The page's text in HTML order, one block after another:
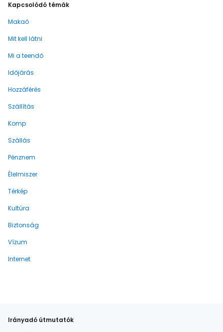
Kapcsolódó témák
Makaó
Mit kell látni
Mi a teendő
Időjárás
Hozzáférés
Szállítás
Komp
Szállás
Pénznem
Élelmiszer
Térkép
Kultúra
Biztonság
Vízum
Internet
Irányadó útmutatók